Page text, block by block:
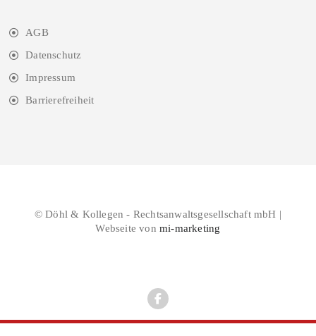
AGB
Datenschutz
Impressum
Barrierefreiheit
© Döhl & Kollegen - Rechtsanwaltsgesellschaft mbH |
Webseite vonmi-marketing